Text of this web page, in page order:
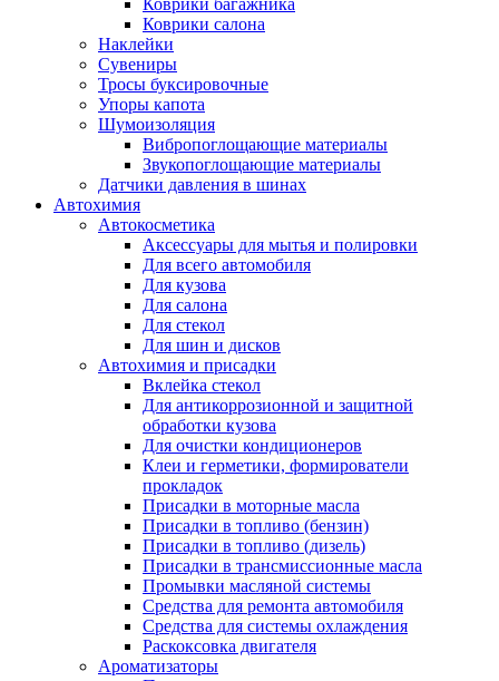
Коврики багажника
Коврики салона
Наклейки
Сувениры
Тросы буксировочные
Упоры капота
Шумоизоляция
Вибропоглощающие материалы
Звукопоглощающие материалы
Датчики давления в шинах
Автохимия
Автокосметика
Аксессуары для мытья и полировки
Для всего автомобиля
Для кузова
Для салона
Для стекол
Для шин и дисков
Автохимия и присадки
Вклейка стекол
Для антикоррозионной и защитной
обработки кузова
Для очистки кондиционеров
Клеи и герметики, формирователи
прокладок
Присадки в моторные масла
Присадки в топливо (бензин)
Присадки в топливо (дизель)
Присадки в трансмиссионные масла
Промывки масляной системы
Средства для ремонта автомобиля
Средства для системы охлаждения
Раскоксовка двигателя
Ароматизаторы